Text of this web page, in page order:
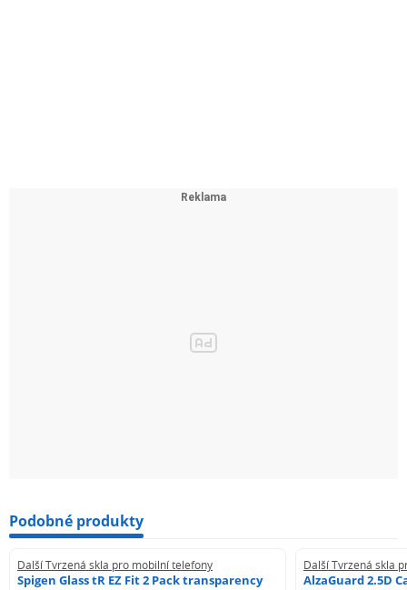
Podobné produkty
Další Tvrzená skla pro mobilní telefony
Spigen Glass tR EZ Fit 2 Pack transparency
Další Tvrzená skla
AlzaGuard 2.5D